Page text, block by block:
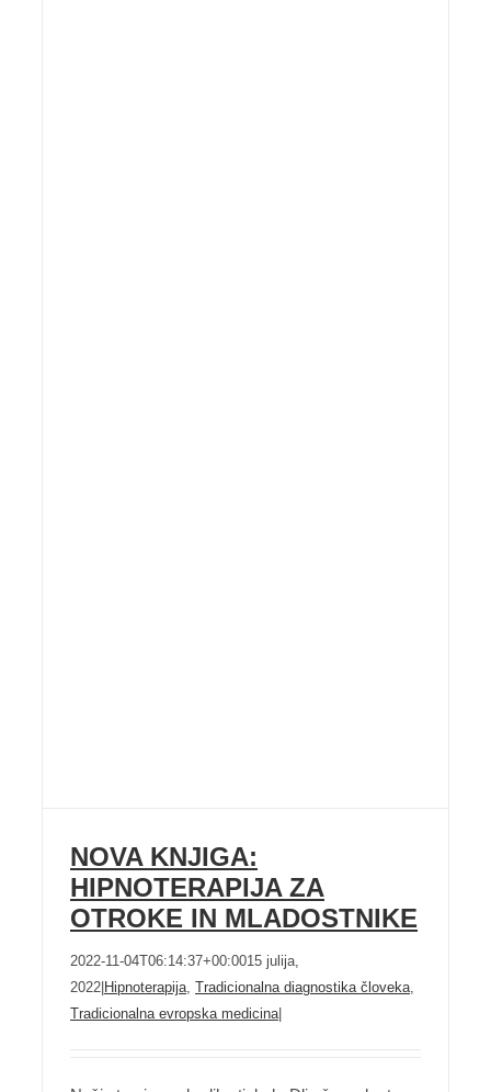
NOVA KNJIGA:
HIPNOTERAPIJA ZA
OTROKE IN MLADOSTNIKE
2022-11-04T06:14:37+00:0015 julija,
2022 Hipnoterapija, Tradicionalna diagnostika človeka,
Tradicionalna evropska medicina|